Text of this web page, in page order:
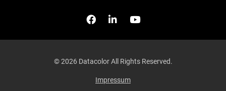
FacebookFollow us on Linkedin
Watch us on
© 2026 Datacolor All Rights Reserved.
Impressum